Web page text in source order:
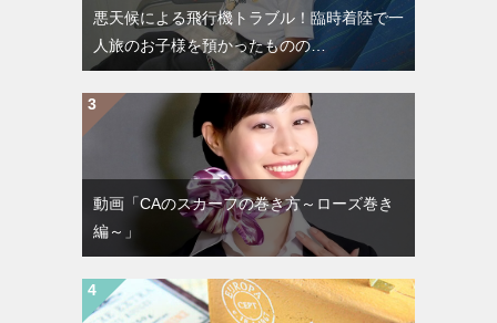
悪天候による飛行機トラブル！臨時着陸で一
人旅のお子様を預かったものの…
動画「CAのスカーフの巻き方～ローズ巻き
編～」